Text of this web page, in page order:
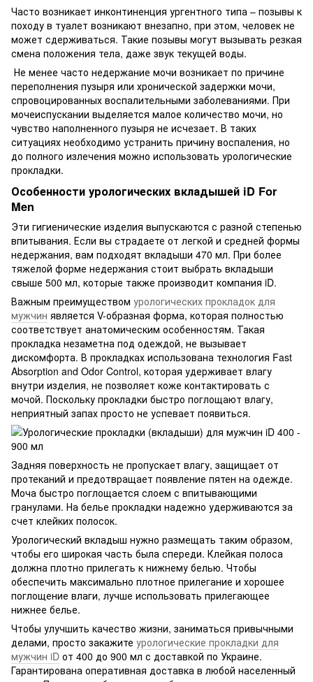
Часто возникает инконтиненция ургентного типа – позывы к
походу в туалет возникают внезапно, при этом, человек не
может сдерживаться. Такие позывы могут вызывать резкая
смена положения тела, даже звук текущей воды.
Не менее часто недержание мочи возникает по причине
переполнения пузыря или хронической задержки мочи,
спровоцированных воспалительными заболеваниями. При
мочеиспускании выделяется малое количество мочи, но
чувство наполненного пузыря не исчезает. В таких
ситуациях необходимо устранить причину воспаления, но
до полного излечения можно использовать урологические
прокладки.
Особенности урологических вкладышей iD For
Men
Эти гигиенические изделия выпускаются с разной степенью
впитывания. Если вы страдаете от легкой и средней формы
недержания, вам подходят вкладыши 470 мл. При более
тяжелой форме недержания стоит выбрать вкладыши
свыше 500 мл, которые также производит компания iD.
Важным преимуществом урологических прокладок для
мужчин является V-образная форма, которая полностью
соответствует анатомическим особенностям. Такая
прокладка незаметна под одеждой, не вызывает
дискомфорта. В прокладках использована технология Fast
Absorption and Odor Control, которая удерживает влагу
внутри изделия, не позволяет коже контактировать с
мочой. Поскольку прокладки быстро поглощают влагу,
неприятный запах просто не успевает появиться.
Задняя поверхность не пропускает влагу, защищает от
протеканий и предотвращает появление пятен на одежде.
Моча быстро поглощается слоем с впитывающими
гранулами. На белье прокладки надежно удерживаются за
счет клейких полосок.
Урологический вкладыш нужно размещать таким образом,
чтобы его широкая часть была спереди. Клейкая полоса
должна плотно прилегать к нижнему белью. Чтобы
обеспечить максимально плотное прилегание и хорошее
поглощение влаги, лучше использовать прилегающее
нижнее белье.
Чтобы улучшить качество жизни, заниматься привычными
делами, просто закажите урологические прокладки для
мужчин iD от 400 до 900 мл с доставкой по Украине.
Гарантирована оперативная доставка в любой населенный